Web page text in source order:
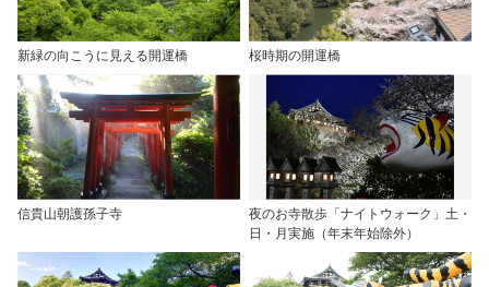
新緑の向こうに見える開運橋 桜時期の開運橋
信貴山朝護孫子寺
夜のお寺散歩「ナイトウォーク」土・
日・月実施（年末年始除外）